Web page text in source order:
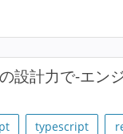
設計力で-エン
typescript